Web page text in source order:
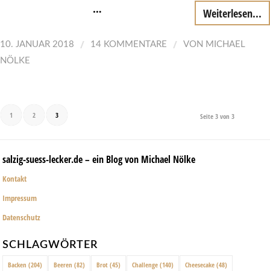
… Weiterlesen...
10. JANUAR 2018 / 14 KOMMENTARE / VON MICHAEL
NÖLKE
Seite 3 von 3
1 2 3
salzig-suess-lecker.de – ein Blog von Michael Nölke
Kontakt
Impressum
Datenschutz
SCHLAGWÖRTER
Backen (204) Beeren (82) Brot (45) Challenge (140) Cheesecake (48)